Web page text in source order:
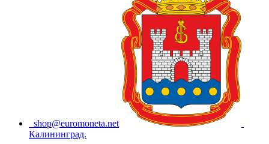
shop@euromoneta.net
Калининград.